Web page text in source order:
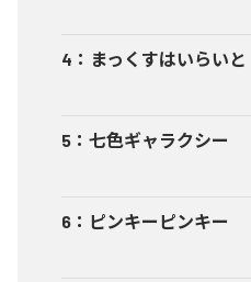
4 ： まっくすはいらいと
5 ： 七色ギャラクシー
6 ： ピンキーピンキー